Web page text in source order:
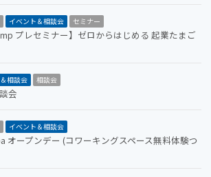
イベント＆相談会 セミナー
プレセミナー】ゼロからはじめる 起業たまご
相談会 相談会
会
イベント＆相談会
オープンデー (コワーキングスペース無料体験つ